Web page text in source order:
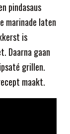
pindasaus
marinade laten
is
Daarna gaan
grillen.
maakt.